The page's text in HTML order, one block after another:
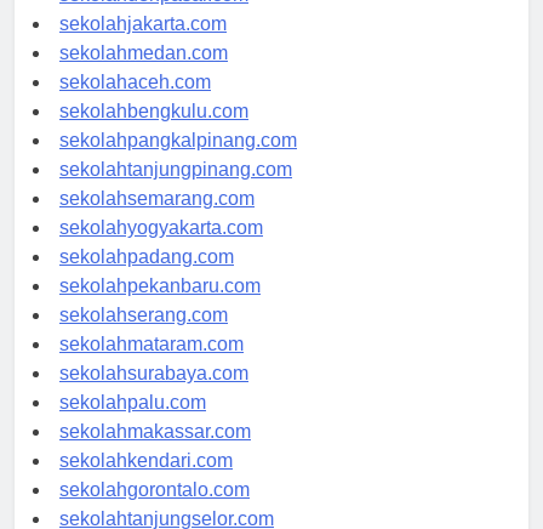
sekolahdenpasar.com
sekolahjakarta.com
sekolahmedan.com
sekolahaceh.com
sekolahbengkulu.com
sekolahpangkalpinang.com
sekolahtanjungpinang.com
sekolahsemarang.com
sekolahyogyakarta.com
sekolahpadang.com
sekolahpekanbaru.com
sekolahserang.com
sekolahmataram.com
sekolahsurabaya.com
sekolahpalu.com
sekolahmakassar.com
sekolahkendari.com
sekolahgorontalo.com